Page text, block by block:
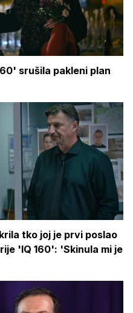
srušila pakleni plan
tko joj je prvi poslao
'IQ 160': 'Skinula mi je